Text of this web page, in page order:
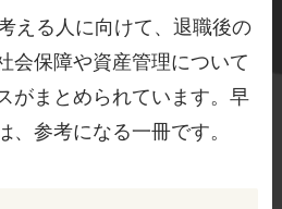
える人に向けて、退職後の
会保障や資産管理について
がまとめられています。早
、参考になる一冊です。